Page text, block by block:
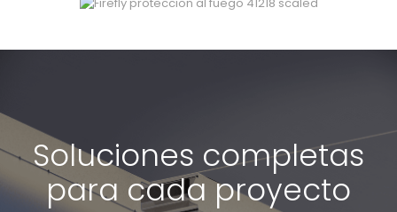
Soluciones completas
para cada proyecto